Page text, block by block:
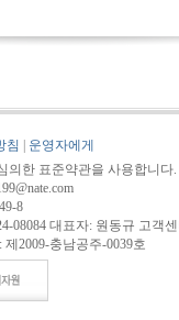
침
운영자에게
의한 표준약관을 사용합니다.
8
08084 대표자: 원동규 고객
2009-충남공주-0039호